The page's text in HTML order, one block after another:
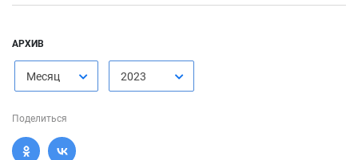
АРХИВ
Месяц 2023
Поделиться